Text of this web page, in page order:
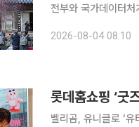
전부와 국가데이터처
2026-08-04 08:10
롯데홈쇼핑 ‘굿
벨리곰, 유니클로 ‘유